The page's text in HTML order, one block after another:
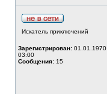
Искатель приключений
Зарегистрирован: 01.01.1970
03:00
Сообщения: 15